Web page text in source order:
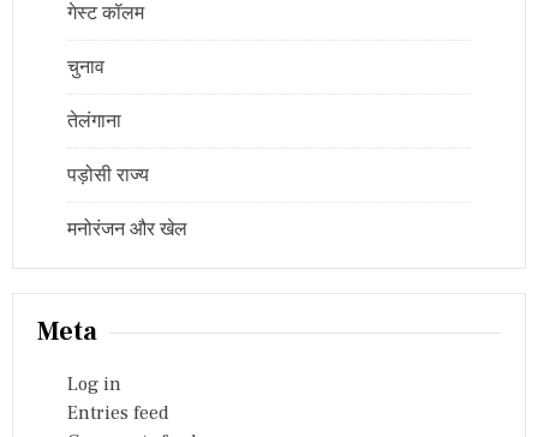
गेस्ट कॉलम
चुनाव
तेलंगाना
पड़ोसी राज्य
मनोरंजन और खेल
Meta
Log in
Entries feed